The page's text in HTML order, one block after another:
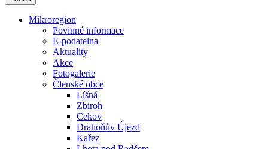
Mikroregion
Povinné informace
E-podatelna
Aktuality
Akce
Fotogalerie
Členské obce
Líšná
Zbiroh
Cekov
Drahoňův Újezd
Kařez